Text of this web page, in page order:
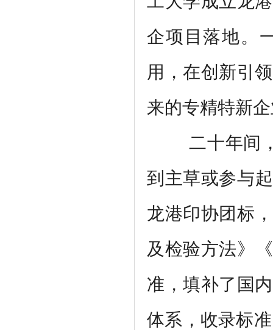
企项目落地。
用，在创新引
来的专精特新
二十年间
到主草或参与
龙港印协团标
及检验方法》
准，填补了国
体系，收录标